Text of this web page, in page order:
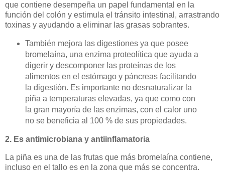
que contiene desempeña un papel fundamental en la
función del colón y estimula el tránsito intestinal, arrastrando
toxinas y ayudando a eliminar las grasas sobrantes.
También mejora las digestiones ya que posee
bromelaína, una enzima proteolítica que ayuda a
digerir y descomponer las proteínas de los
alimentos en el estómago y páncreas facilitando
la digestión. Es importante no desnaturalizar la
piña a temperaturas elevadas, ya que como con
la gran mayoría de las enzimas, con el calor uno
no se beneficia al 100 % de sus propiedades.
2. Es antimicrobiana y antiinflamatoria
La piña es una de las frutas que más bromelaína contiene,
incluso en el tallo es en la zona que más se concentra.